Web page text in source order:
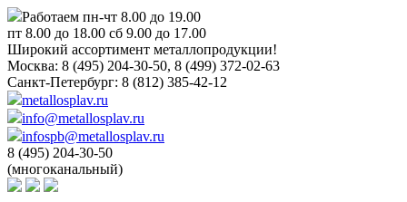
Работаем пн-чт 8.00 до 19.00
пт 8.00 до 18.00 сб 9.00 до 17.00
Широкий ассортимент металлопродукции!
Москва: 8 (495) 204-30-50, 8 (499) 372-02-63
Санкт-Петербург: 8 (812) 385-42-12
metallosplav.ru
info@metallosplav.ru
infospb@metallosplav.ru
8 (495) 204-30-50
(многоканальный)